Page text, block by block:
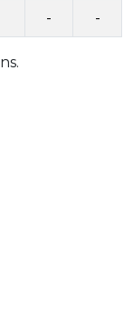
- -